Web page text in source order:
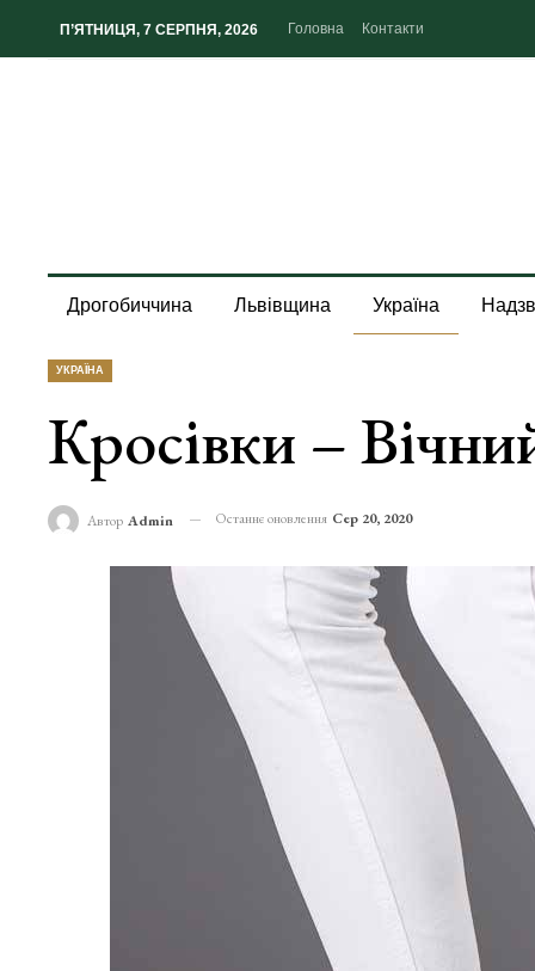
П’ЯТНИЦЯ, 7 СЕРПНЯ, 2026 Головна Контакти
Дрогобиччина Львівщина Україна
УКРАЇНА
Кросівки –
Автор Admin Останнє оновлення Сер 20, 2020